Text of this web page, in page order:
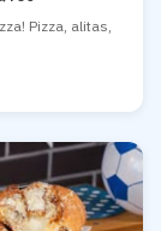
Pizza, alitas,